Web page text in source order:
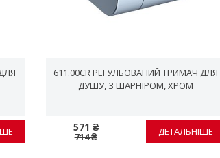
611.00CR РЕГУЛЬОВАНИЙ ТРИМАЧ ДЛЯ
ДУШУ, З ШАРНІРОМ, ХРОМ
571 ₴
714 ₴ ДЕТАЛЬНІШЕ